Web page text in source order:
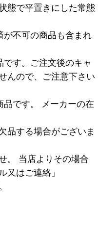
態で平置きにした常態
が不可の商品も含まれ
す。ご注文後のキャ
んので、ご注意下さい
です。 メーカーの在
品する場合がございま
。 当店よりその場合
又はご連絡」